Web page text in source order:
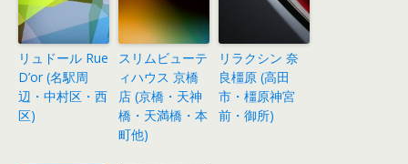
リュドール Rue
D’or (名駅周
辺・中村区・西
区)
スリムビューテ
ィハウス 京橋
店 (京橋・天神
橋・天満橋・本
町他)
リラクシン 奈
良橿原 (高田
市・橿原神宮
前・御所)